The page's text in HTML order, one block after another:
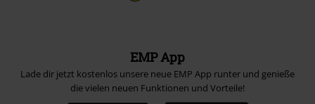
EMP App
Lade dir jetzt kostenlos unsere neue EMP App runter und genieße
die vielen neuen Funktionen und Vorteile!